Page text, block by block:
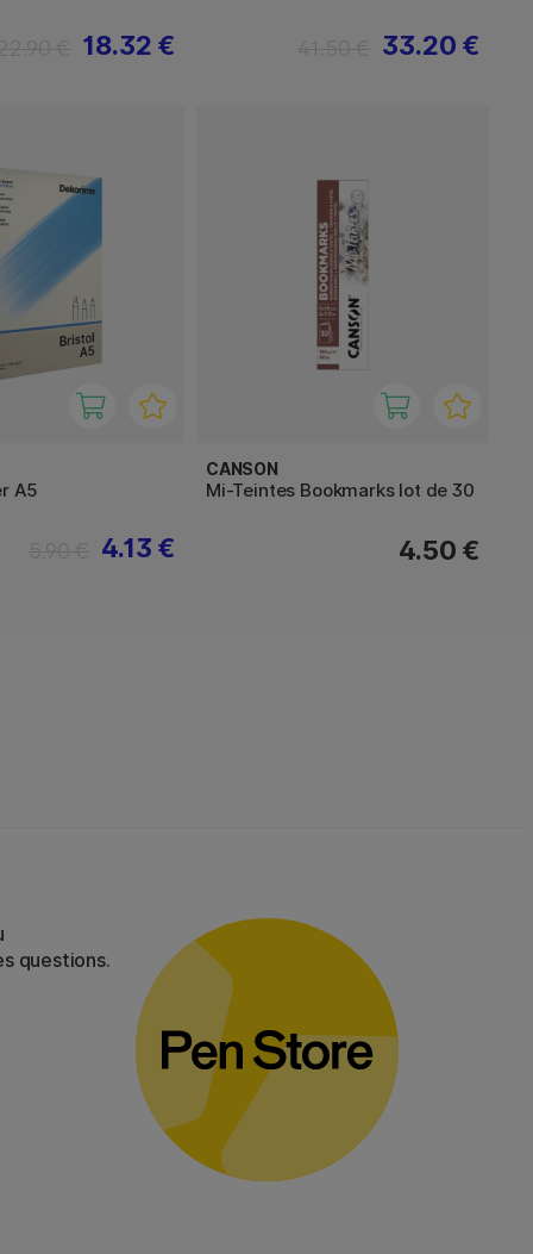
18.32 € 33.20 €
A5
4.13 €
CANSON
Mi-Teintes Bookmarks lot de 30
4.50 €
questions.